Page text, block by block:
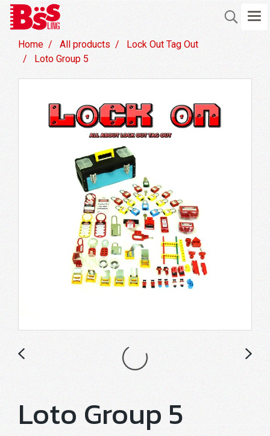
Home All products
Lock Out Tag Out
Loto Group 5
Loto Group 5